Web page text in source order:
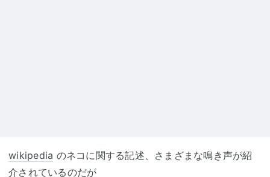
wikipedia のネコに関する記述、さまざまな鳴き声が紹
介されているのだが